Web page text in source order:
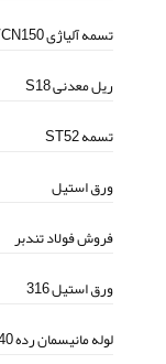
تسمه آلیاژی VCN150
ریل معدنی S18
تسمه ST52
ورق استیل
فروش فولاد تندبر
ورق استیل 316
لوله مانیسمان رده 40